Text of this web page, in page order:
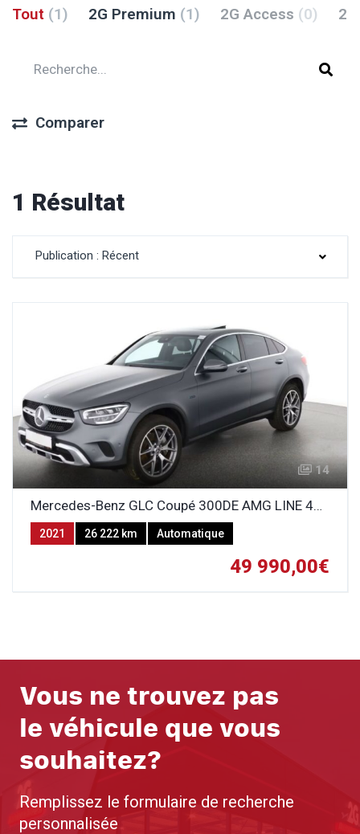
Tout (1) 2G Premium (1) 2G Access (0)
Comparer
1 Résultat
Publication : Récent
14
Mercedes-Benz GLC Coupé 300DE AMG LINE 4MATIC Rechargeable
49 990,00€
2021 26 222 km
Automatique
Vous ne trouvez pas
le véhicule que vous
souhaitez?
Remplissez le formulaire de recherche
personnalisée